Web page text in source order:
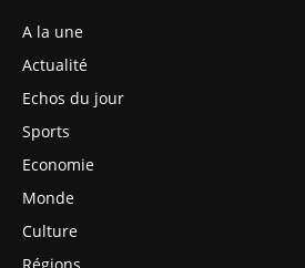
A la une
Actualité
Echos du jour
Sports
Economie
Monde
Culture
Régions